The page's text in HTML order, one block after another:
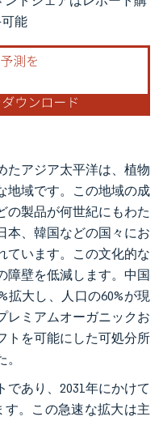
BY 4.0の表示が必要です。
能
たアジア太平洋は、植物
地域です。この地域の成
の製品が何世紀にもわた
本、韓国などの国々にお
ています。この文化的な
障壁を低減します。中国
拡大し、人口の60%が現
レミアムオーガニックお
トを可能にした可処分所
であり、2031年にかけて
す。この急速な拡大は主